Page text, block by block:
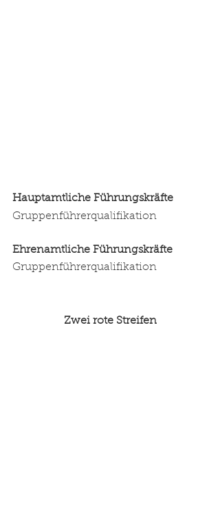
Hauptamtliche Führungskräfte
Gruppenführerqualifikation
Ehrenamtliche Führungskräfte
Gruppenführerqualifikation
Zwei rote Streifen